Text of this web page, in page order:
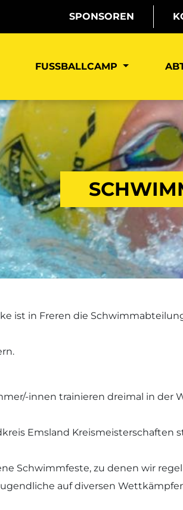
SPONSOREN
FUSSBALLCAMP
ist in Freren die
innen trainieren dreimal in der
Emsland Kreismeisterschaften
Schwimmfeste, zu denen wir
auf diversen